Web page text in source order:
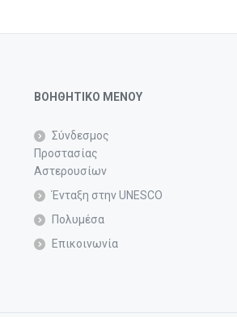
ΒΟΗΘΗΤΙΚΟ ΜΕΝΟΥ
Σύνδεσμος
Προστασίας
Αστερουσίων
Ένταξη στην UNESCO
Πολυμέσα
Επικοινωνία